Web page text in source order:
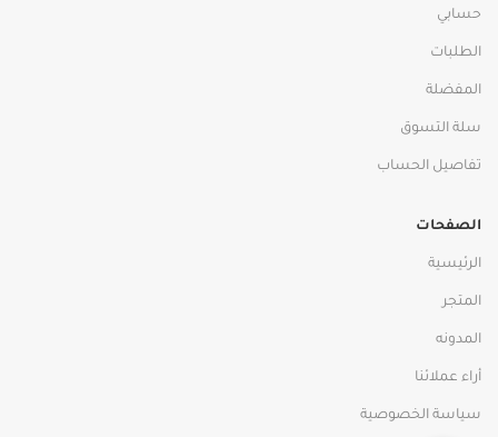
حسابي
الطلبات
المفضلة
سلة التسوق
تفاصيل الحساب
الصفحات
الرئيسية
المتجر
المدونه
أراء عملائنا
سياسة الخصوصية